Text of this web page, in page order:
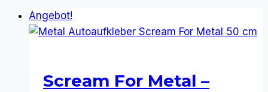
Angebot!
Scream For Metal –